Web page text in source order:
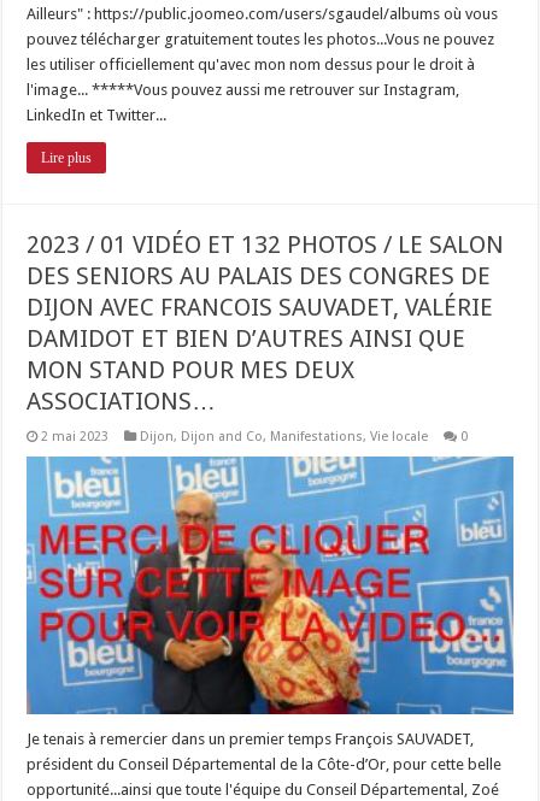
Ailleurs" : https://public.joomeo.com/users/sgaudel/albums où vous
pouvez télécharger gratuitement toutes les photos...Vous ne pouvez
les utiliser officiellement qu'avec mon nom dessus pour le droit à
l'image... *****Vous pouvez aussi me retrouver sur Instagram,
LinkedIn et Twitter...
Lire plus
2023 / 01 VIDÉO ET 132 PHOTOS / LE SALON
DES SENIORS AU PALAIS DES CONGRES DE
DIJON AVEC FRANCOIS SAUVADET, VALÉRIE
DAMIDOT ET BIEN D’AUTRES AINSI QUE
MON STAND POUR MES DEUX
ASSOCIATIONS…
2 mai 2023 Dijon, Dijon and Co, Manifestations,Vie locale 0
Je tenais à remercier dans un premier temps François SAUVADET,
président du Conseil Départemental de la Côte-d’Or, pour cette belle
opportunité...ainsi que toute l'équipe du Conseil Départemental, Zoé